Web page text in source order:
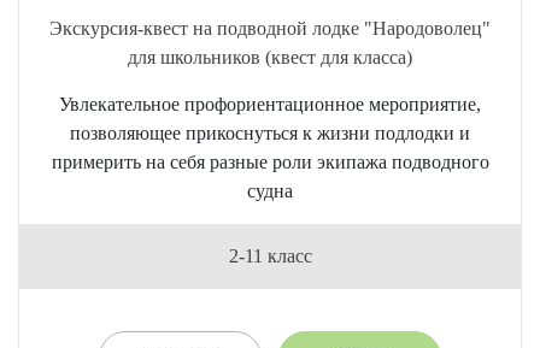
Экскурсия-квест на подводной лодке "Народоволец"
для школьников (квест для класса)
Увлекательное профориентационное мероприятие,
позволяющее прикоснуться к жизни подлодки и
примерить на себя разные роли экипажа подводного
судна
2-11 класс